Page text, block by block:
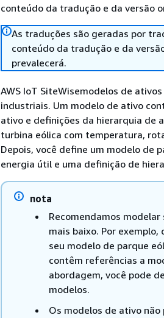
conteúdo da tradução e da versão
As traduções são geradas por
conteúdo da tradução e da
prevalecerá.
AWS IoT SiteWisemodelos de
industriais. Um modelo de ativo
ativo e definições da hierarquia de
turbina eólica com temperatura,
Depois, você define um modelo de
energia útil e uma definição de
nota
Recomendamos
mais baixo. Por
seu modelo de parque
contêm referências a
abordagem, você pode
modelos.
Os modelos de ativo